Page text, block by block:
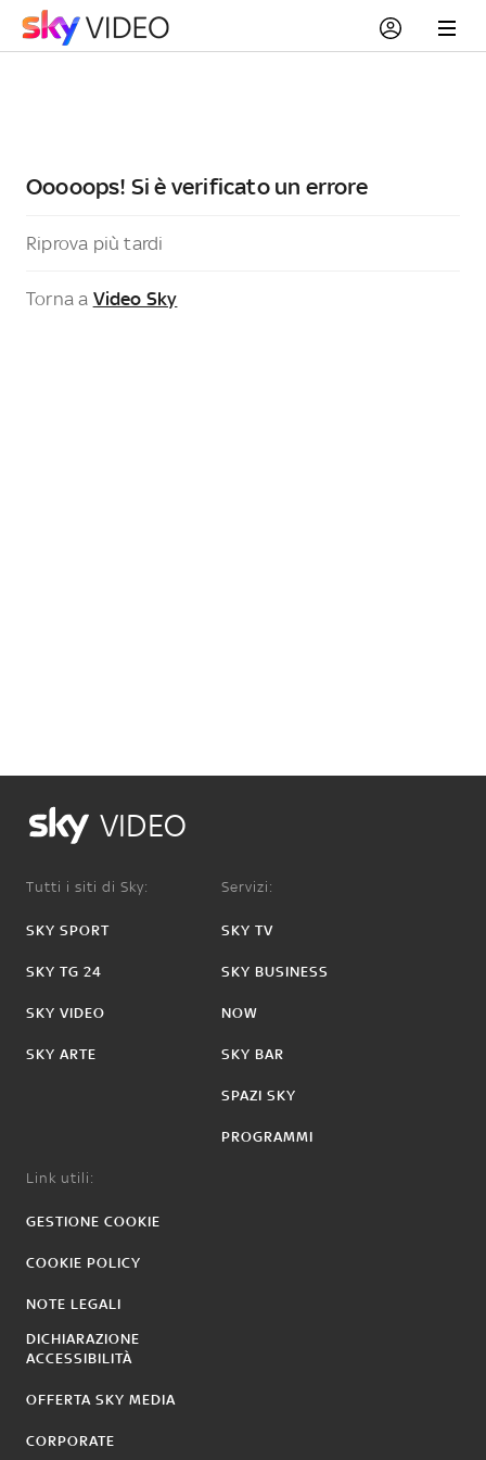
Ooooops! Si è verificato un errore
Riprova più tardi
Torna a Video Sky
VIDEO
Tutti i siti di Sky:
SKY SPORT
SKY TG 24
SKY VIDEO
SKY ARTE
Servizi:
SKY TV
SKY BUSINESS
NOW
SKY BAR
SPAZI SKY
PROGRAMMI
Link utili:
GESTIONE COOKIE
COOKIE POLICY
NOTE LEGALI
DICHIARAZIONE
ACCESSIBILITÀ
OFFERTA SKY MEDIA
CORPORATE